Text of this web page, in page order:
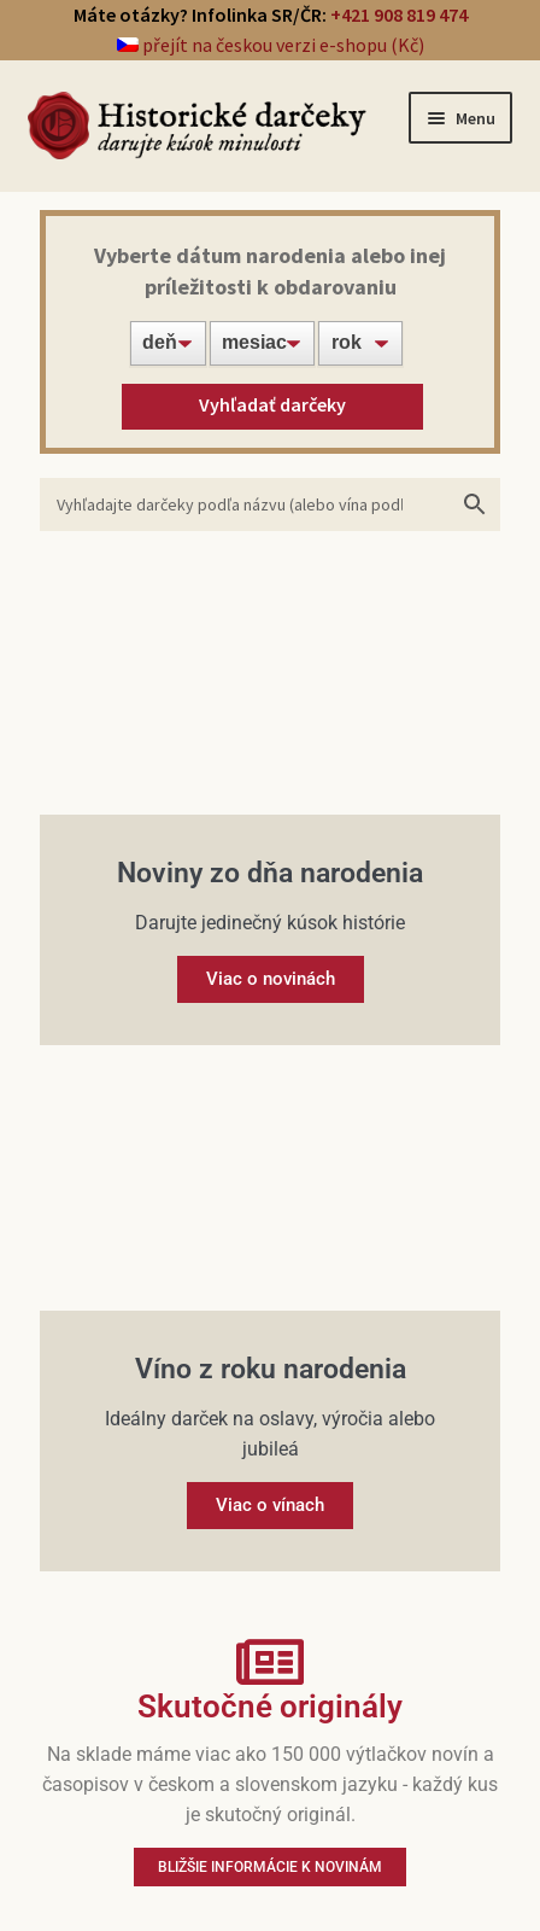
Máte otázky? Infolinka SR/ČR: +421 908 819 474
přejít na českou verzi e-shopu (Kč)
Menu
Prehľad darčekov
Noviny zo dňa narodenia
Víno z roku narodenia
Vyberte dátum narodenia alebo inej
príležitosti k obdarovaniu
Vyhľadať darčeky
Noviny zo dňa narodenia
Darujte jedinečný kúsok histórie
Viac o novinách
Víno z roku narodenia
Ideálny darček na oslavy, výročia alebo
jubileá
Viac o vínach
Skutočné originály
Na sklade máme viac ako 150 000 výtlačkov novín a
časopisov v českom a slovenskom jazyku - každý kus
je skutočný originál.
BLIŽŠIE INFORMÁCIE K NOVINÁM